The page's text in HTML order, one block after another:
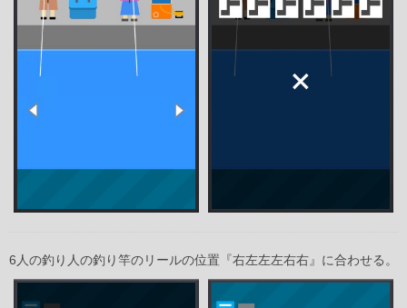
6人の釣り人の釣り竿のリールの位置『右左左左右右』に合わせる。